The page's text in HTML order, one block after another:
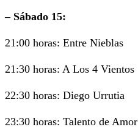
– Sábado 15:
21:00 horas: Entre Nieblas
21:30 horas: A Los 4 Vientos
22:30 horas: Diego Urrutia
23:30 horas: Talento de Amor